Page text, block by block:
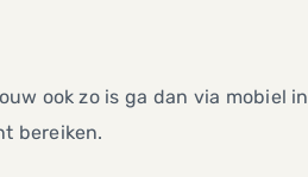
ook zo is ga dan via mobiel
bereiken.